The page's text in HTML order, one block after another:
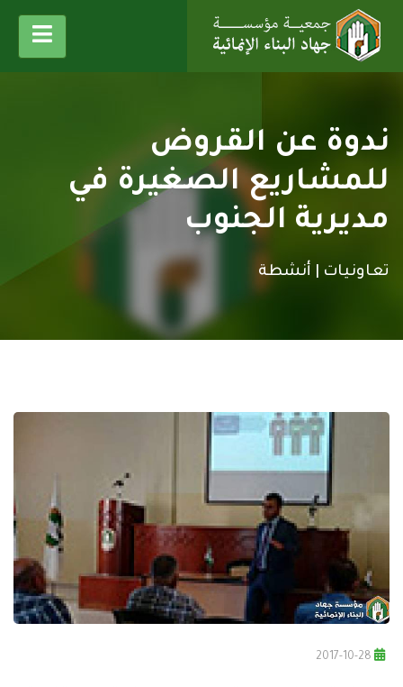
ندوة عن القروض
للمشاريع الصغيرة في
مديرية الجنوب
تعاونيات | أنشطة